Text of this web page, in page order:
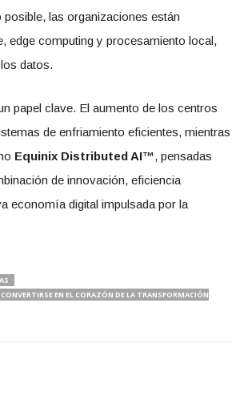
las organizaciones están
edge computing y procesamiento local,
datos.
papel clave. El aumento de los centros
de enfriamiento eficientes, mientras
Equinix Distributed AI™, pensadas
de innovación, eficiencia
economía digital impulsada por la
EN EL CORAZÓN DE LA TRANSFORMACIÓN